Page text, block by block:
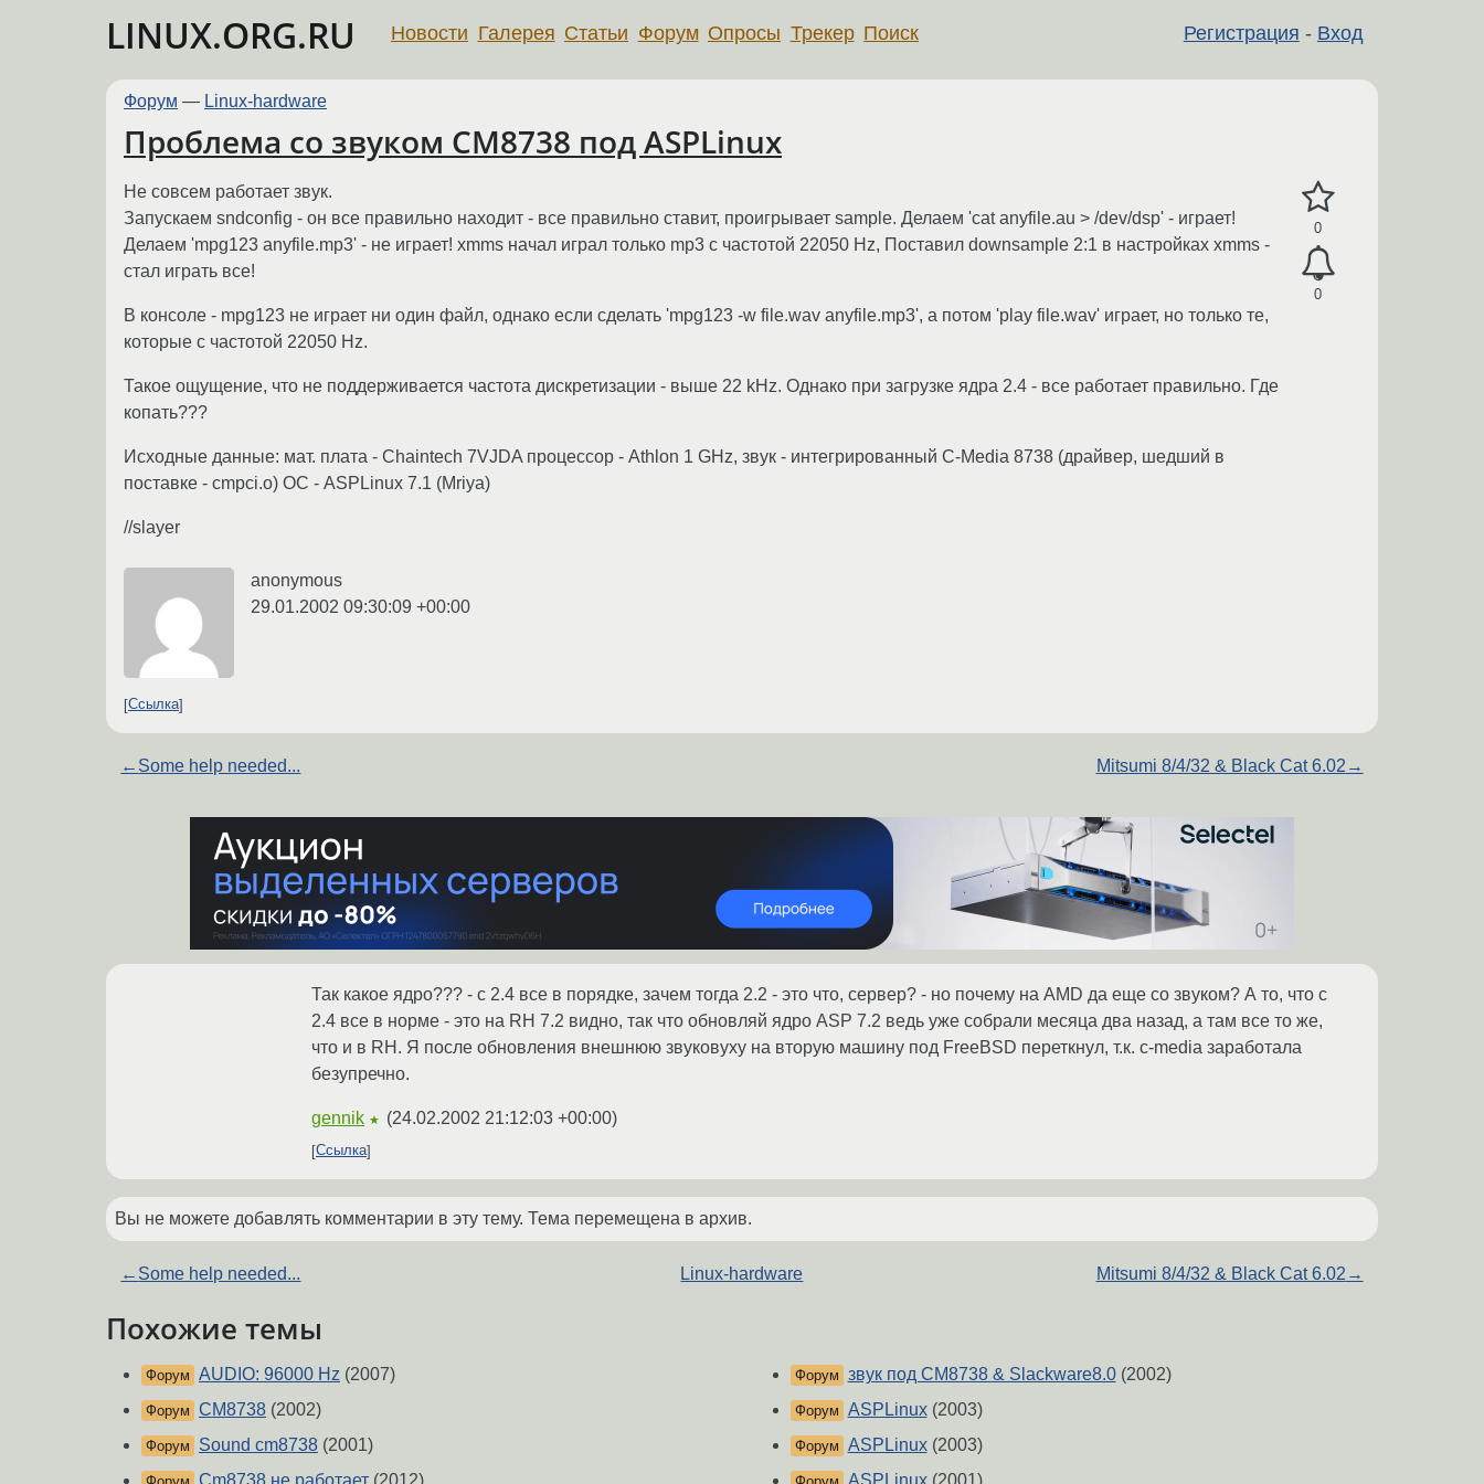
LINUX.ORG.RU Регистрация - Вход
Новости Галерея Статьи Форум Опросы Трекер Поиск
Форум — Linux-hardware
Проблема со звуком CM8738 под ASPLinux
0
0
Не совсем работает звук.
Запускаем sndconfig - он все правильно находит - все правильно ставит, проигрывает sample. Делаем 'cat anyfile.au > /dev/dsp' - играет!
Делаем 'mpg123 anyfile.mp3' - не играет! xmms начал играл только mp3 с частотой 22050 Hz, Поставил downsample 2:1 в настройках xmms -
стал играть все!
В консоле - mpg123 не играет ни один файл, однако если сделать 'mpg123 -w file.wav anyfile.mp3', а потом 'play file.wav' играет, но только те,
которые с частотой 22050 Hz.
Такое ощущение, что не поддерживается частота дискретизации - выше 22 kHz. Однако при загрузке ядра 2.4 - все работает правильно. Где
копать???
Исходные данные: мат. плата - Chaintech 7VJDA процессор - Athlon 1 GHz, звук - интегрированный C-Media 8738 (драйвер, шедший в
поставке - cmpci.o) ОС - ASPLinux 7.1 (Mriya)
//slayer
anonymous
29.01.2002 09:30:09 +00:00
Ссылка
← Some help needed... Mitsumi 8/4/32 & Black Cat 6.02 →
Так какое ядро??? - с 2.4 все в порядке, зачем тогда 2.2 - это что, сервер? - но почему на AMD да еще со звуком? А то, что с
2.4 все в норме - это на RH 7.2 видно, так что обновляй ядро ASP 7.2 ведь уже собрали месяца два назад, а там все то же,
что и в RH. Я после обновления внешнюю звуковуху на вторую машину под FreeBSD переткнул, т.к. c-media заработала
безупречно.
gennik ★ (24.02.2002 21:12:03 +00:00)
Ссылка
Вы не можете добавлять комментарии в эту тему. Тема перемещена в архив.
← Some help needed... Linux-hardware Mitsumi 8/4/32 & Black Cat 6.02 →
Похожие темы
Форум AUDIO: 96000 Hz (2007)
Форум CM8738 (2002)
Форум Sound cm8738 (2001)
Форум звук под CM8738 & Slackware8.0(2002)
Форум ASPLinux(2003)
Форум ASPLinux(2003)